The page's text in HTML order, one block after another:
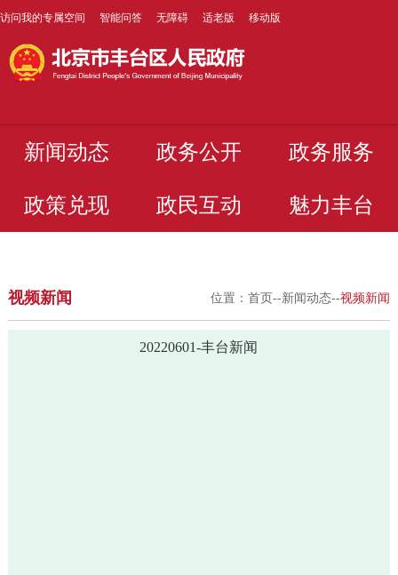
访问我的专属空间 智能问答 无障碍 适老版 移动版
新闻动态 政务公开 政务服务
政策兑现 政民互动 魅力丰台
视频新闻 位置：首页--新闻动态--视频新闻
20220601-丰台新闻